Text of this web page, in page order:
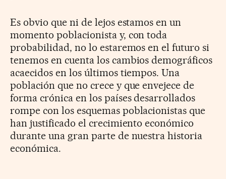
Es obvio que ni de lejos estamos en un
momento poblacionista y, con toda
probabilidad, no lo estaremos en el futuro si
tenemos en cuenta los cambios demográficos
acaecidos en los últimos tiempos. Una
población que no crece y que envejece de
forma crónica en los países desarrollados
rompe con los esquemas poblacionistas que
han justificado el crecimiento económico
durante una gran parte de nuestra historia
económica.